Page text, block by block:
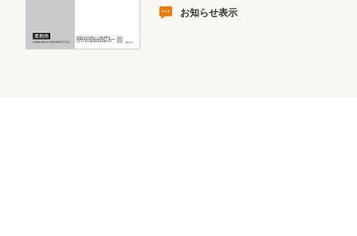
お知らせ表示